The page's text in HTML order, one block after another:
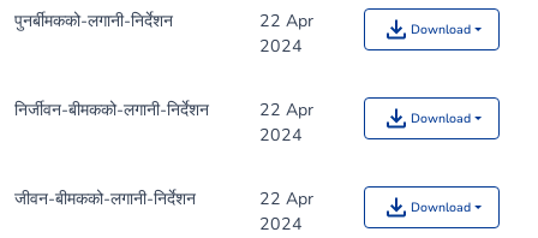
पुनर्बीमकको-लगानी-निर्देशन
22 Apr
2024
Download
निर्जीवन-बीमकको-लगानी-निर्देशन
22 Apr
2024
Download
जीवन-बीमकको-लगानी-निर्देशन
22 Apr
2024
Download